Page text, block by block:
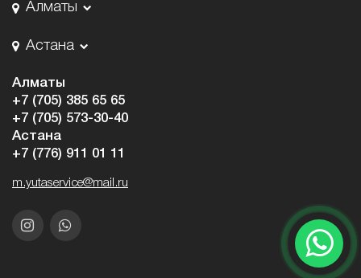
Алматы
Астана
Алматы
+7 (705) 385 65 65
+7 (705) 573-30-40
Астана
+7 (776) 911 01 11
m.yutaservice@mail.ru